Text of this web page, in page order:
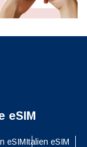
eSIM
eSIMItalien eSIM